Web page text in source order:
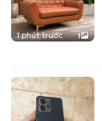
1 phút trước 1